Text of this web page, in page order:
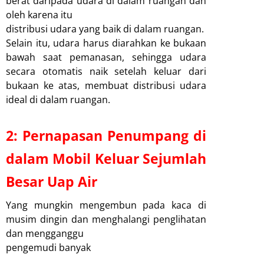
oleh karena itu
distribusi udara yang baik di dalam ruangan.
Selain itu, udara harus diarahkan ke bukaan
bawah saat pemanasan, sehingga udara
secara otomatis naik setelah keluar dari
bukaan ke atas, membuat distribusi udara
ideal di dalam ruangan.
2: Pernapasan Penumpang di
dalam Mobil Keluar Sejumlah
Besar Uap Air
Yang mungkin mengembun pada kaca di
musim dingin dan menghalangi penglihatan
dan mengganggu
pengemudi banyak